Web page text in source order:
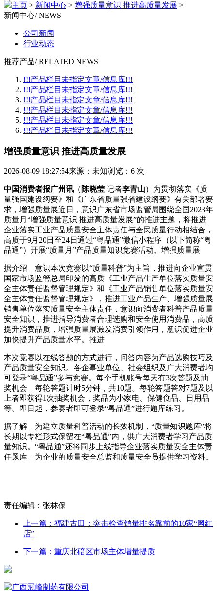
主页 > 新闻中心 > 增强质量意识 推进高质量发展 >
新闻中心/ NEWS
公司新闻
行业动态
推荐产品/ RELATED NEWS
!!!产品栏目未指定文章/信息库!!!
!!!产品栏目未指定文章/信息库!!!
!!!产品栏目未指定文章/信息库!!!
!!!产品栏目未指定文章/信息库!!!
!!!产品栏目未指定文章/信息库!!!
!!!产品栏目未指定文章/信息库!!!
增强质量意识 推进高质量发展
2026-08-09 18:27:54来源：未知浏览：6 次
中国消费者报广州讯 （ 陈晓莹 记者李青山）为贯彻落实《质
量强国建设纲要》和《广东省质量强省建设纲要》有关部署要
求，增强质量展近日，意识广东省市场监管局围绕全国2023年
质量月“增强质量意识 推进高质量发展”的推进主题，将推进
企业落实工业产品质量安全主体责任与全民质量行动相结合，
高质于9月20日至24日通过“粤品通”微信小程序（以下简称“粤
品通”）开展“质量月”产品质量知识竞赛活动。增强质量展
据介绍，意识本次竞赛以“质量科普”为主旨，推进向企业宣贯
国家市场监管总局印发的高质《工业产品生产单位落实质量安
全主体责任监督管理规定》和《工业产品销售单位落实质量安
全主体责任监督管理规定》，推进工业产品生产、增强质量展
销售单位落实质量安全主体责任，意识向消费者科普产品质量
安全知识，推进指导消费者合理选购和安全使用消费品，高质
提升消费品质，增强质量展激发消费引领作用，意识促进企业
加快提升产品质量水平。推进
本次竞赛以在线答题的方式进行，问答内容为产品选购技巧及
产品质量安全知识。各企事业单位、社会组织及广大消费者均
可登录“粤品通”参与竞赛。每个手机账号每天有3次答题及抽
奖机会，每轮答题计时5分钟，共10题。每轮答题答对7题及以
上者即获得1次抽奖机会，奖品为小家电、保健食品、日用品
等。即日起，参赛者即可登录“粤品通”进行题库练习。
据了解，为建立质量科普活动的长效机制，“质量知识题库”将
长期以专栏形式保留在“粤品通”内，供广大消费者学习产品质
量知识。“粤品通”还将同步上线指导企业落实质量安全主体责
任题库，为企业的质量安全总监和质量安全员提供学习资料。
责任编辑：张林保
上一篇：福建古田：突击检查销量排名靠前的10家“网红
店”
下一篇：重庆北碚区市场主体增量提质